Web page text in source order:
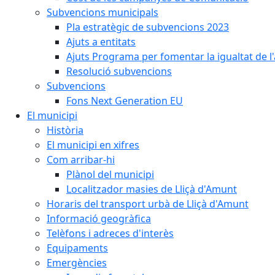
Subvencions municipals
Pla estratègic de subvencions 2023
Ajuts a entitats
Ajuts Programa per fomentar la igualtat de
Resolució subvencions
Subvencions
Fons Next Generation EU
El municipi
Història
El municipi en xifres
Com arribar-hi
Plànol del municipi
Localitzador masies de Lliçà d'Amunt
Horaris del transport urbà de Lliçà d'Amunt
Informació geogràfica
Telèfons i adreces d'interès
Equipaments
Emergències